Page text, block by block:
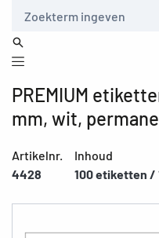
PREMIUM
mm, wit,
Artikelnr.
4428
Inhoud
100 etiketten /